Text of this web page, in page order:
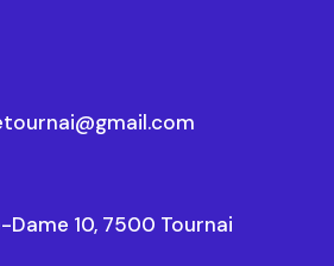
10, 7500 Tournai